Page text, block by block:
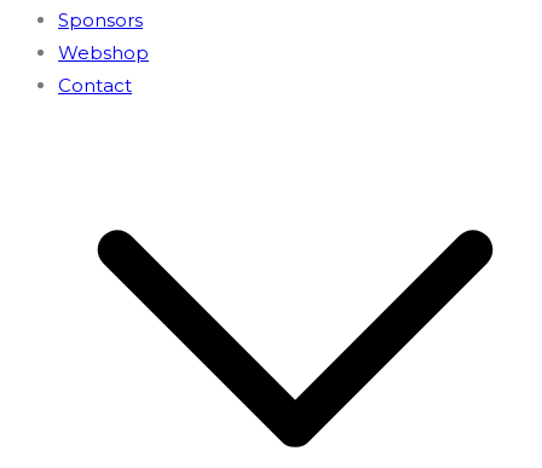
Sponsors
Webshop
Contact